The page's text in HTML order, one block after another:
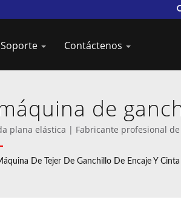
Soporte Contáctenos
de
de
plana elástica | Fabricante profesional
De Tejer De Ganchillo De Encaje Y Cinta